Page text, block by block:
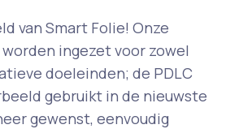
van Smart Folie! Onze
ingezet voor zowel
doeleinden; de PDLC
gebruikt in de nieuwste
gewenst, eenvoudig